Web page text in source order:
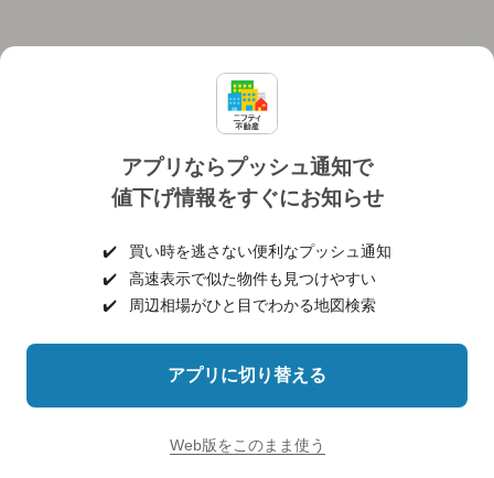
アプリならプッシュ通知で
値下げ情報をすぐにお知らせ
✔️
買い時を逃さない便利なプッシュ通知
✔️
高速表示で似た物件も見つけやすい
✔️
周辺相場がひと目でわかる地図検索
アプリに切り替える
Web版をこのまま使う
個人情報保護ポリシー 利用規約
ヘルプ・お問い合わせ 採用情報
©NIFTY Lifestyle Co., Ltd.